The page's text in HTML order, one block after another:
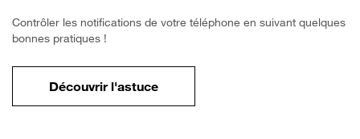
Contrôler les notifications de votre téléphone en suivant quelques
bonnes pratiques !
Découvrir l'astucepour Comment limiter les notifications